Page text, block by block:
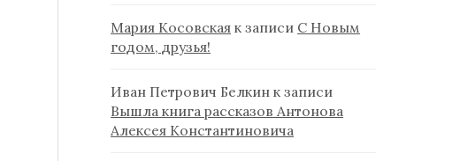
Мария Косовская к записи С Новым
годом, друзья!
Иван Петрович Белкин к записи
Вышла книга рассказов Антонова
Алексея Константиновича